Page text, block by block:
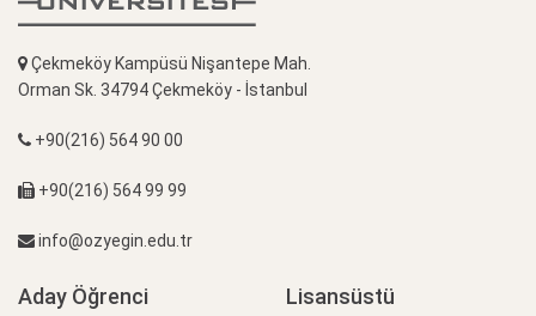
Çekmeköy Kampüsü Nişantepe Mah.
Orman Sk. 34794 Çekmeköy - İstanbul
+90(216) 564 90 00
+90(216) 564 99 99
info@ozyegin.edu.tr
Aday Öğrenci Lisansüstü